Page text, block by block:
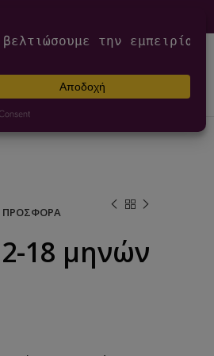
/ ΕΓΓΡΑΦΉ €0,00
ΠΡΟΣΦΟΡΑ
18 μηνών